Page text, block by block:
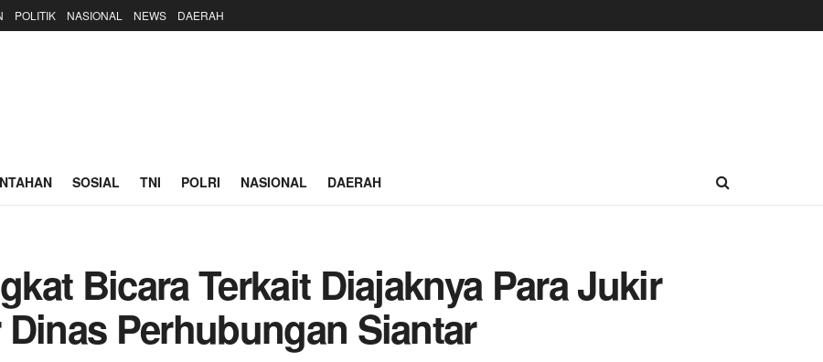
POLITIK NASIONAL NEWS DAERAH
SOSIAL TNI POLRI NASIONAL DAERAH
Bicara Terkait Diajaknya Para Jukir
Perhubungan Siantar